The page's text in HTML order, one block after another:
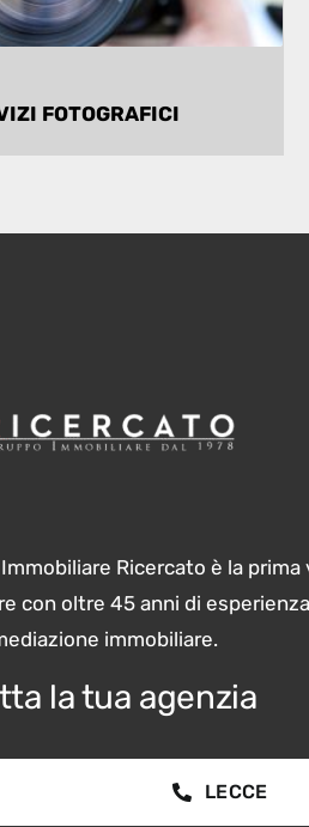
FOTOGRAFICI
Immobiliare Ricercato è la prima
con oltre 45 anni di
immobiliare.
la tua agenzia
LECCE